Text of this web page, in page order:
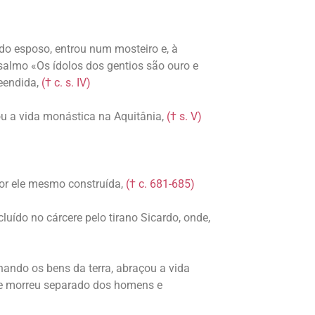
esposo, entrou num mosteiro e, à
«Os ídolos dos gentios são ouro e
(† c. s. IV)
a vida monástica na Aquitânia, († s. V)
ele mesmo construída, († c. 681-685)
no cárcere pelo tirano Sicardo, onde,
os bens da terra, abraçou a vida
separado dos homens e